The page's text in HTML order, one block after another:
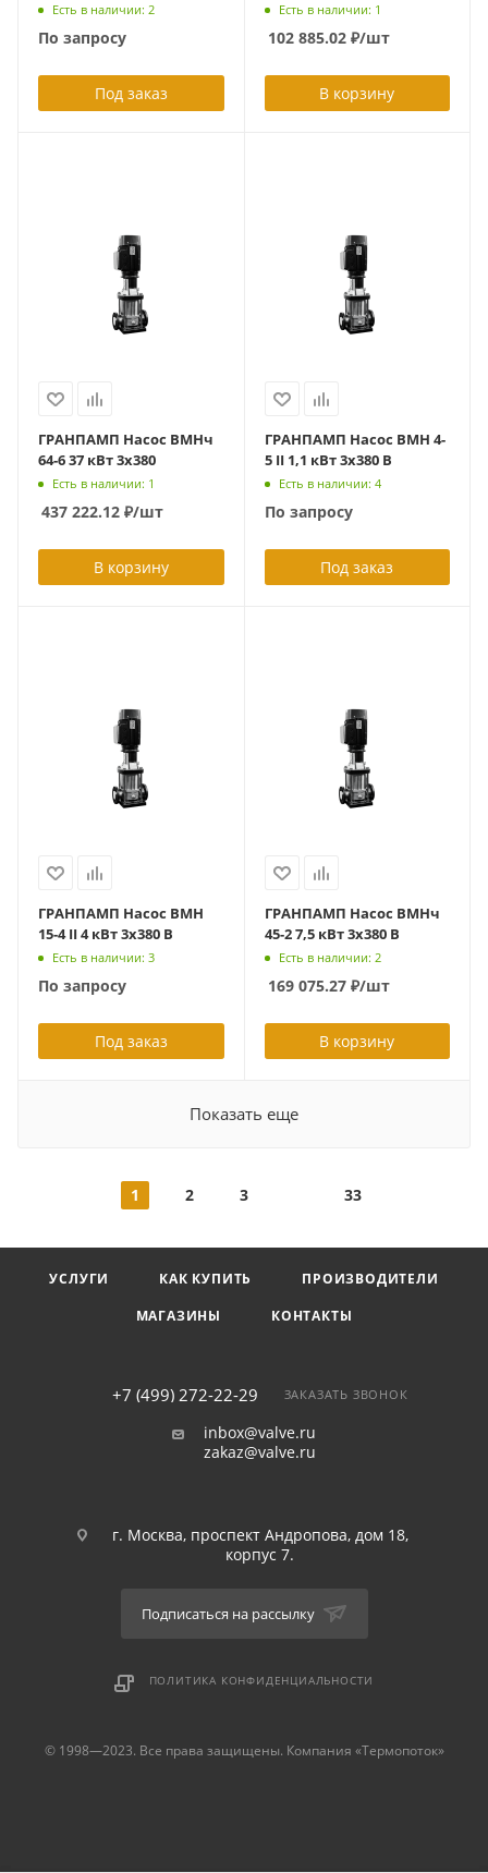
Есть в наличии: 2
По запросу
Под заказ
Есть в наличии: 1
102 885.02₽/шт
В корзину
ГРАНПАМП Насос ВМНч
64-6 37 кВт 3х380
Есть в наличии: 1
437 222.12 ₽/шт
В корзину
ГРАНПАМП Насос ВМН 4-
5 II 1,1 кВт 3х380 В
Есть в наличии: 4
По запросу
Под заказ
ГРАНПАМП Насос ВМН
15-4 II 4 кВт 3х380 В
Есть в наличии: 3
По запросу
Под заказ
ГРАНПАМП Насос ВМНч
45-2 7,5 кВт 3х380 В
Есть в наличии: 2
169 075.27₽/шт
В корзину
Показать еще
1 2 3 33
УСЛУГИ КАК КУПИТЬ
ПРОИЗВОДИТЕЛИ
МАГАЗИНЫ
КОНТАКТЫ
+7 (499) 272-22-29 ЗАКАЗАТЬ ЗВОНОК
inbox@valve.ru
zakaz@valve.ru
г. Москва, проспект Андропова, дом 18,
корпус 7.
Подписаться на рассылку
ПОЛИТИКА КОНФИДЕНЦИАЛЬНОСТИ
© 1998—2023. Все права защищены. Компания «Термопоток»